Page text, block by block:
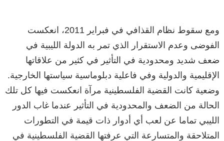
ومع سقوط نظام القذافي في فبراير 2011، انعكست
الفوضى وعدم الاستقرار الذي تمر به الدولة الليبية في
ضعف شديد ومحدودية في التأثير في كثير من علاقاتها
الإقليمية والدولية وفي فاعلية دبلوماسية سياستها الخارجية.
وضعية كانت القضية الفلسطينية مرآة انعكست فيها كل تلك
الحالة من الضعف والمحدودية في التأثير عندما غاب الدور
الليبي تماما عن لعب أي أدوار ذات قيمة في التطورات
المتلاحقة والمتسارعة التي عرفتها القضية الفلسطينية في